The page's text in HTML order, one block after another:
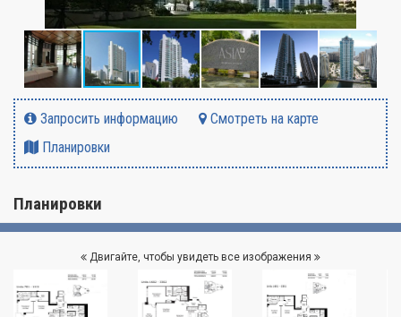
Запросить информацию
Смотреть на карте
Планировки
Планировки
Двигайте, чтобы увидеть все изображения